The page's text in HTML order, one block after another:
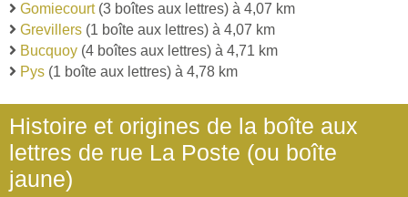
Gomiecourt(3 boîtes aux lettres) à 4,07 km
Grevillers (1 boîte aux lettres) à 4,07 km
Bucquoy (4 boîtes aux lettres) à 4,71 km
Pys (1 boîte aux lettres) à 4,78 km
Histoire et origines de la boîte aux
lettres de rue La Poste (ou boîte
jaune)